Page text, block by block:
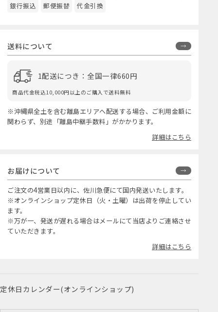
銀行振込
郵便振替 代金引換
送料について
1配送につき：全国一律660円
商品代金税込10,000円以上のご購入で送料無料
※沖縄県全土を含む離島エリアへ配送する場合、ご利用金額に
関わらず、別途「離島中継手数料」がかかります。
詳細はこちら
お届けについて
ご注文の4営業日以内に、佐川急便にて国内発送いたします。
※オンラインショップ定休日（火・土曜）は出荷を停止してい
ます。
※万が一、発送が遅れる場合はメールにて当店よりご連絡させ
ていただきます。
詳細はこちら
定休日カレンダー(オンラインショップ)